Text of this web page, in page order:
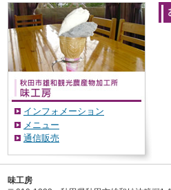
インフォメーション
メニュー
通信販売
味工房